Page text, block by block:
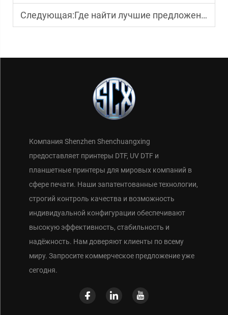
Следующая:Где найти лучшие предложения на УФ-принтеры DTF
Компания Shenzhen Shenchuangxing
предоставляет принтеры DTF, UV DTF и
планшетные принтеры для мировых компаний в
сфере печати. Наши запатентованные технологии,
строгий контроль качества и возможность
индивидуальной конфигурации обеспечивают
высокую эффективность, стабильность и
надёжность. Нам доверяют клиенты по всему
миру. Запросите коммерческое предложение уже
сегодня.